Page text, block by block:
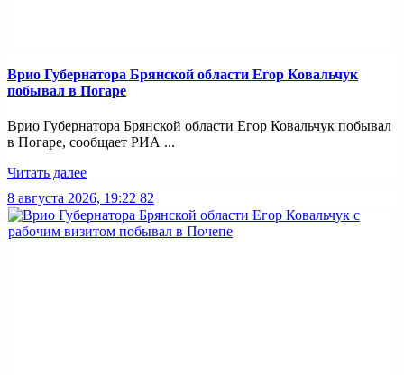
Врио Губернатора Брянской области Егор Ковальчук
побывал в Погаре
Врио Губернатора Брянской области Егор Ковальчук побывал
в Погаре, сообщает РИА ...
Читать далее
8 августа 2026, 19:22 82